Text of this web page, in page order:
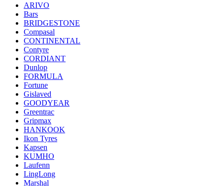
ARIVO
Bars
BRIDGESTONE
Compasal
CONTINENTAL
Contyre
CORDIANT
Dunlop
FORMULA
Fortune
Gislaved
GOODYEAR
Greentrac
Gripmax
HANKOOK
Ikon Tyres
Kapsen
KUMHO
Laufenn
LingLong
Marshal